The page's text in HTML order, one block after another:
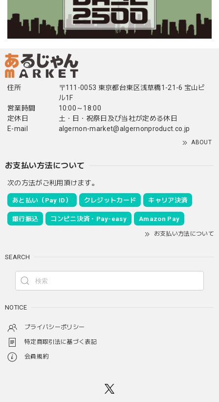
住所
〒111-0053 東京都台東区浅草橋1-21-6 宝山ビ
ル1F
営業時間
10:00～18:00
定休日
土・日・祝祭日及び当社が定める休日
E-mail
algernon-market@algernonproduct.co.jp
ABOUT
お支払い方法について
次の方法がご利用頂けます。
あと払い（Pay ID） クレジットカード キャリア決済
銀行振込 コンビニ決済・Pay-easy Amazon Pay
お支払い方法について
SEARCH
NOTICE
プライバシーポリシー
特定商取引法に基づく表記
会員規約